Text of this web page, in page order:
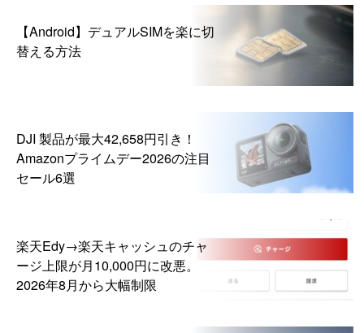
【Android】デュアルSIMを楽に切
替える方法
DJI 製品が最大42,658円引き！
Amazonプライムデー2026の注目
セール6選
楽天Edy→楽天キャッシュのチャ
ージ上限が月10,000円に改悪。
2026年8月から大幅制限